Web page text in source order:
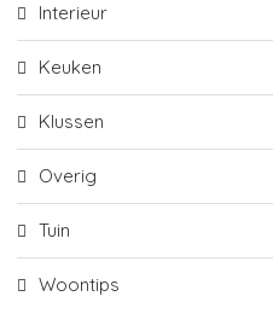
TEXTIEL DOOR DE EEUWEN HEEN:
VAN VEZELS TOT...
Interieur
Keuken
Klussen
Overig
Tuin
Woontips